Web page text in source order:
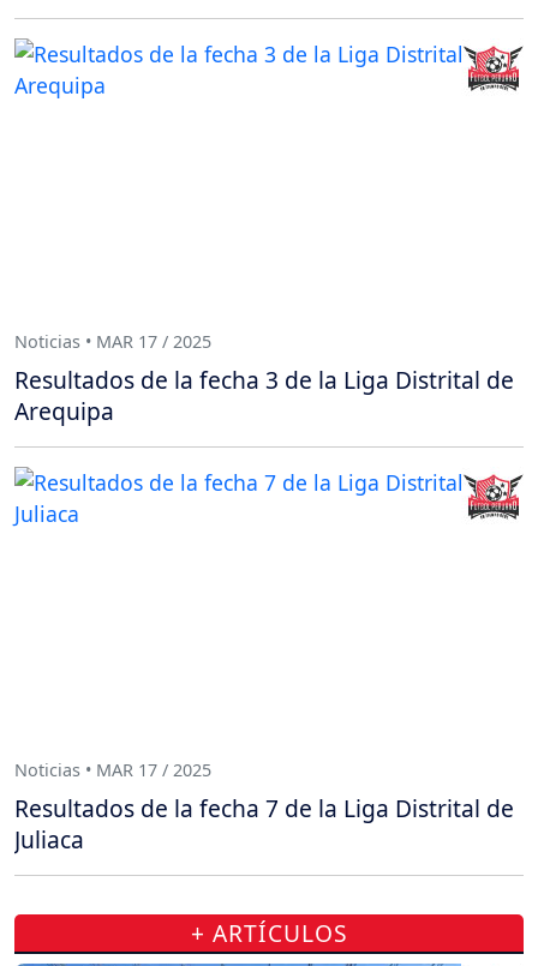
Noticias • MAR 17 / 2025
Resultados de la fecha 3 de la Liga Distrital de
Arequipa
Noticias • MAR 17 / 2025
Resultados de la fecha 7 de la Liga Distrital de
Juliaca
+ ARTÍCULOS